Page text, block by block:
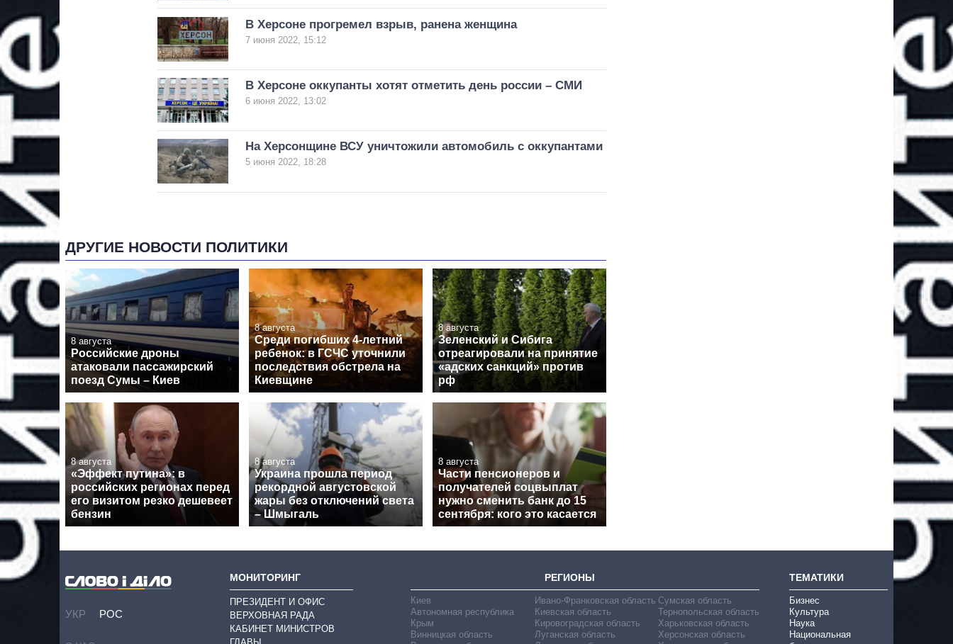
В Херсоне прогремел взрыв, ранена женщина
7 июня 2022, 15:12
В Херсоне оккупанты хотят отметить день россии – СМИ
6 июня 2022, 13:02
На Херсонщине ВСУ уничтожили автомобиль с оккупантами
5 июня 2022, 18:28
ДРУГИЕ НОВОСТИ ПОЛИТИКИ
8 августа
Российские дроны
атаковали пассажирский
поезд Сумы – Киев
8 августа
Среди погибших 4-летний
ребенок: в ГСЧС уточнили
последствия обстрела на
Киевщине
8 августа
Зеленский и Сибига
отреагировали на принятие
«адских санкций» против
рф
8 августа
«Эффект путина»: в
российских регионах перед
его визитом резко дешевеет
бензин
8 августа
Украина прошла период
рекордной августовской
жары без отключений света
– Шмыгаль
8 августа
Части пенсионеров и
получателей соцвыплат
нужно сменить банк до 15
сентября: кого это касается
УКР РОС
МОНИТОРИНГ
ПРЕЗИДЕНТ И ОФИС
ВЕРХОВНАЯ РАДА
КАБИНЕТ МИНИСТРОВ
РЕГИОНЫ
Киев
Автономная республика
Крым
Винницкая область
Ивано-Франковская область
Киевская область
Кировоградская область
Луганская область
Сумская область
Тернопольская область
Харьковская область
Херсонская область
ТЕМАТИКИ
Бизнес
Культура
Наука
Национальная